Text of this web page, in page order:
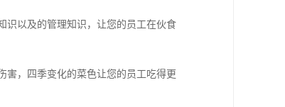
识以及的管理知识，让您的员工在伙食
害，四季变化的菜色让您的员工吃得更